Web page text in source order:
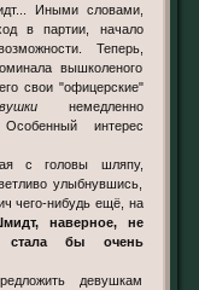
Иными словами,
в партии, начало
Теперь,
вышколеного
свои "офицерские"
немедленно
Особенный интерес
с головы шляпу,
улыбнувшись,
чего-нибудь ещё, на
наверное, не
стала бы очень
девушкам